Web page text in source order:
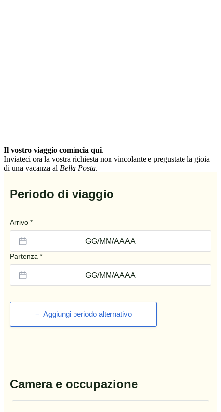
Il vostro viaggio comincia qui.
Inviateci ora la vostra richiesta non vincolante e pregustate la gioia
di una vacanza al Bella Posta.